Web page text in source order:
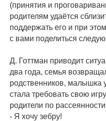
(принятия и
родителям удаётся
поддержать его и при
с вами поделиться
Д. Готтман приводит
два года, семья
родственников, малышка
стала требовать свою
родители по
- Я хочу зебру!